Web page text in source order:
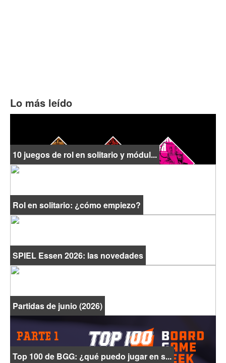
Lo más leído
10 juegos de rol en solitario y módul...
Rol en solitario: ¿cómo empiezo?
SPIEL Essen 2026: las novedades
Partidas de junio (2026)
Top 100 de BGG: ¿qué puedo jugar en s...